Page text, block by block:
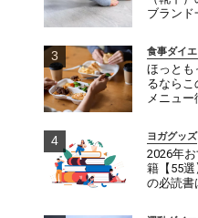
ブランド
食事ダイ
ほっとも
るならこ
メニュ
ヨガグッズ
2026年
籍【55
の必読書